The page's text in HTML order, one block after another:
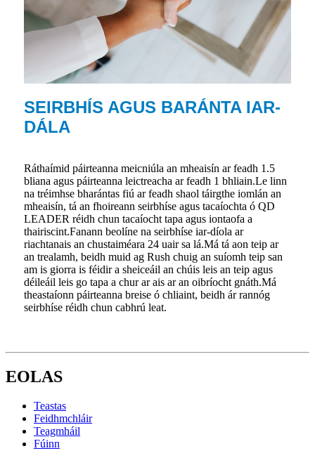
SEIRBHÍS AGUS BARÁNTA IAR-
DÁLA
Ráthaímid páirteanna meicniúla an mheaisín ar feadh 1.5
bliana agus páirteanna leictreacha ar feadh 1 bhliain.Le linn
na tréimhse bharántas fiú ar feadh shaol táirgthe iomlán an
mheaisín, tá an fhoireann seirbhíse agus tacaíochta ó QD
LEADER réidh chun tacaíocht tapa agus iontaofa a
thairiscint.Fanann beolíne na seirbhíse iar-díola ar
riachtanais an chustaiméara 24 uair sa lá.Má tá aon teip ar
an trealamh, beidh muid ag Rush chuig an suíomh teip san
am is giorra is féidir a sheiceáil an chúis leis an teip agus
déileáil leis go tapa a chur ar ais ar an oibríocht gnáth.Má
theastaíonn páirteanna breise ó chliaint, beidh ár rannóg
seirbhíse réidh chun cabhrú leat.
EOLAS
Teastas
Feidhmchláir
Teagmháil
Fúinn